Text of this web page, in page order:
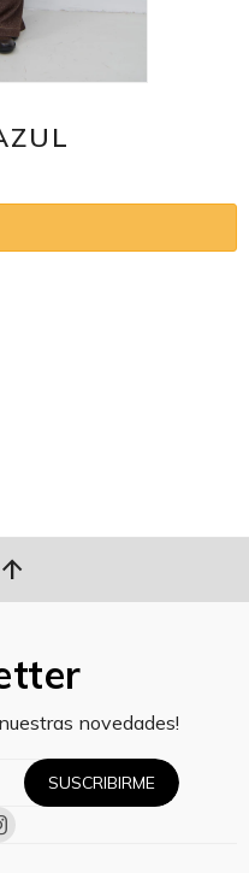
arrow_upward
novedades!
SUSCRIBIRME